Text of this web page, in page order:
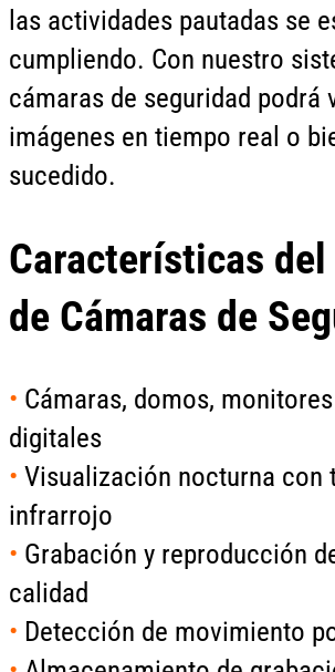
las actividades pautadas se
cumpliendo. Con nuestro
cámaras de seguridad podrá
imágenes en tiempo real o
sucedido.
Características
de Cámaras de
• Cámaras, domos,
digitales
• Visualización nocturna con
infrarrojo
• Grabación y reproducción
calidad
• Detección de movimiento